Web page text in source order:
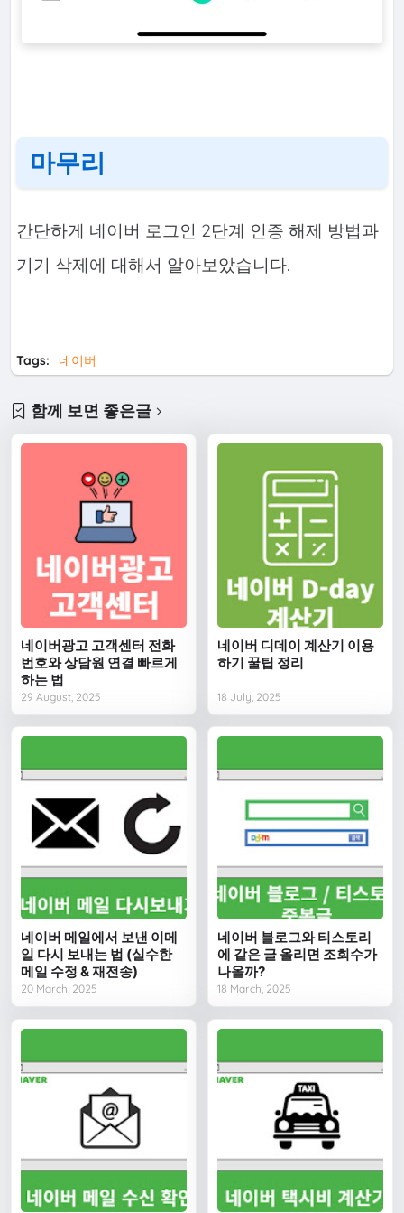
마무리
간단하게 네이버 로그인 2단계 인증 해제 방법과
기기 삭제에 대해서 알아보았습니다.
Tags: 네이버
함께 보면 좋은글
네이버광고 고객센터 전화
번호와 상담원 연결 빠르게
하는 법
29 August, 2025
네이버 디데이 계산기 이용
하기 꿀팁 정리
18 July, 2025
네이버 메일에서 보낸 이메
일 다시 보내는 법 (실수한
메일 수정 & 재전송)
20 March, 2025
네이버 블로그와 티스토리
에 같은 글 올리면 조회수가
나올까?
18 March, 2025